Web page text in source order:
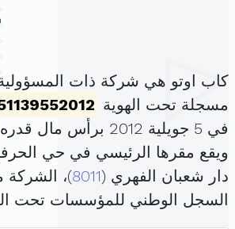
كاب اوتو هي شركة ذات المسؤولية
مسجلة تحت الهوية
في 5 جويلية 2012 برأس مال قدره
ويقع مقرها الرئيسي في حي
دار شعبان الفهري (8011)،
السجل الوطني للمؤسسات تحت